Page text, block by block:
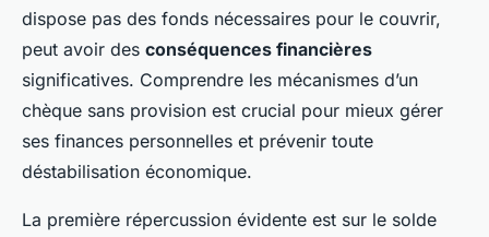
dispose pas des fonds nécessaires pour le couvrir,
peut avoir des conséquences financières
significatives. Comprendre les mécanismes d’un
chèque sans provision est crucial pour mieux gérer
ses finances personnelles et prévenir toute
déstabilisation économique.
La première répercussion évidente est sur le solde